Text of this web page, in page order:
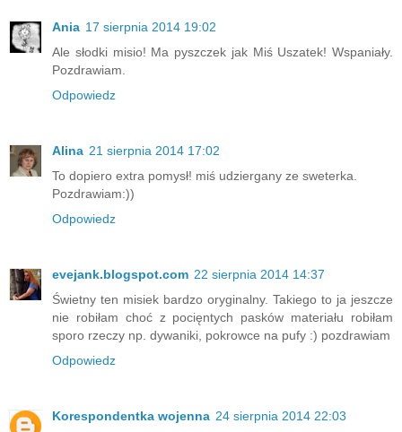
Ania 17 sierpnia 2014 19:02
Ale słodki misio! Ma pyszczek jak Miś Uszatek! Wspaniały.
Pozdrawiam.
Odpowiedz
Alina 21 sierpnia 2014 17:02
To dopiero extra pomysł! miś udziergany ze sweterka.
Pozdrawiam:))
Odpowiedz
evejank.blogspot.com 22 sierpnia 2014 14:37
Świetny ten misiek bardzo oryginalny. Takiego to ja jeszcze
nie robiłam choć z pocięntych pasków materiału robiłam
sporo rzeczy np. dywaniki, pokrowce na pufy :) pozdrawiam
Odpowiedz
Korespondentka wojenna 24 sierpnia 2014 22:03